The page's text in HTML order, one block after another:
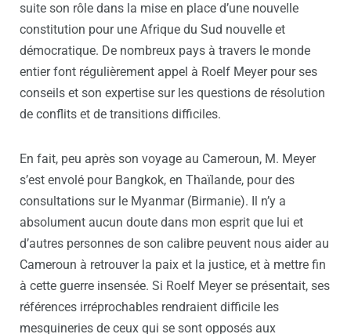
suite son rôle dans la mise en place d’une nouvelle
constitution pour une Afrique du Sud nouvelle et
démocratique. De nombreux pays à travers le monde
entier font régulièrement appel à Roelf Meyer pour ses
conseils et son expertise sur les questions de résolution
de conflits et de transitions difficiles.
En fait, peu après son voyage au Cameroun, M. Meyer
s’est envolé pour Bangkok, en Thaïlande, pour des
consultations sur le Myanmar (Birmanie). Il n’y a
absolument aucun doute dans mon esprit que lui et
d’autres personnes de son calibre peuvent nous aider au
Cameroun à retrouver la paix et la justice, et à mettre fin
à cette guerre insensée. Si Roelf Meyer se présentait, ses
références irréprochables rendraient difficile les
mesquineries de ceux qui se sont opposés aux